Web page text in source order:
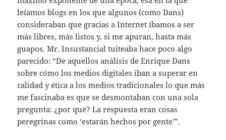
leíamos blogs en los que algunos (como Dans)
consideraban que gracias a Internet íbamos a ser
más libres, más listos y, si me apuran, hasta más
guapos. Mr. Insustancial tuiteaba hace poco algo
parecido: “De aquellos análisis de Enrique Dans
sobre cómo los medios digitales iban a superar en
calidad y ética a los medios tradicionales lo que más
me fascinaba es que se desmontaban con una sola
pregunta: ¿por qué? La respuesta eran cosas
peregrinas como ‘estarán hechos por gente’”.